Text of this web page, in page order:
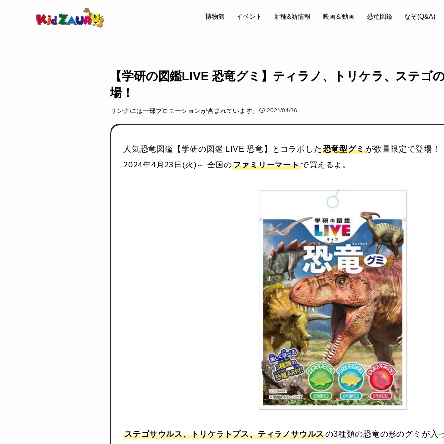
博物館 イベント 新種&新情報 映画＆動画 恐竜図鑑 なぞ(Q&A)
【学研の図鑑LIVE 恐竜グミ】ティラノ、トリケラ、ステゴ
場！
リンクには一部プロモーションが含まれています。 2024/04/26
人気恐竜図鑑【学研の図鑑 LIVE 恐竜】とコラボした 恐竜型グミが数量限定で登場！
2024年4月23日(火)～ 全国のファミリーマートで買えるよ。
ステゴサウルス、トリケラトプス、ティラノサウルスの3種類の恐竜の形のグミが入